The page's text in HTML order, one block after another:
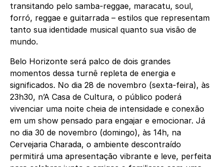
transitando pelo samba-reggae, maracatu, soul,
forró, reggae e guitarrada – estilos que representam
tanto sua identidade musical quanto sua visão de
mundo.
Belo Horizonte será palco de dois grandes
momentos dessa turnê repleta de energia e
significados. No dia 28 de novembro (sexta-feira), às
23h30, n’A Casa de Cultura, o público poderá
vivenciar uma noite cheia de intensidade e conexão
em um show pensado para engajar e emocionar. Já
no dia 30 de novembro (domingo), às 14h, na
Cervejaria Charada, o ambiente descontraído
permitirá uma apresentação vibrante e leve, perfeita